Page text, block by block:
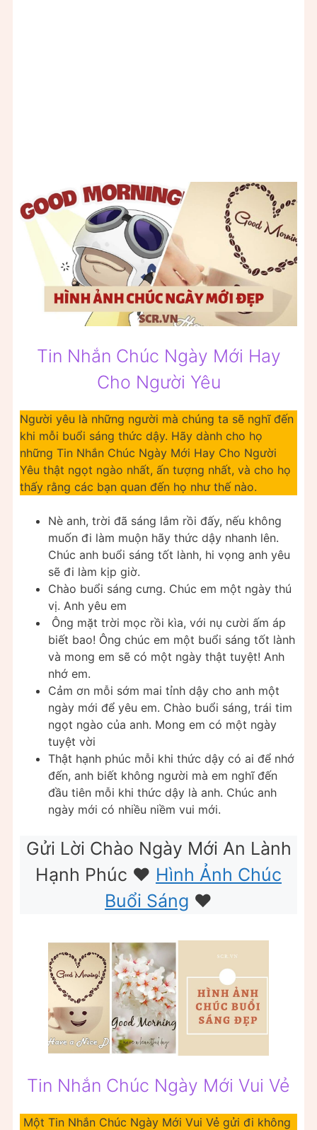
Tin Nhắn Chúc Ngày Mới Hay
Cho Người Yêu
Người yêu là những người mà chúng ta sẽ nghĩ đến
khi mỗi buổi sáng thức dậy. Hãy dành cho họ
những Tin Nhắn Chúc Ngày Mới Hay Cho Người
Yêu thật ngọt ngào nhất, ấn tượng nhất, và cho họ
thấy rằng các bạn quan đến họ như thế nào.
Nè anh, trời đã sáng lắm rồi đấy, nếu không
muốn đi làm muộn hãy thức dậy nhanh lên.
Chúc anh buổi sáng tốt lành, hi vọng anh yêu
sẽ đi làm kịp giờ.
Chào buổi sáng cưng. Chúc em một ngày thú
vị. Anh yêu em
Ông mặt trời mọc rồi kìa, với nụ cười ấm áp
biết bao! Ông chúc em một buổi sáng tốt lành
và mong em sẽ có một ngày thật tuyệt! Anh
nhớ em.
Cảm ơn mỗi sớm mai tỉnh dậy cho anh một
ngày mới để yêu em. Chào buổi sáng, trái tim
ngọt ngào của anh. Mong em có một ngày
tuyệt vời
Thật hạnh phúc mỗi khi thức dậy có ai để nhớ
đến, anh biết không người mà em nghĩ đến
đầu tiên mỗi khi thức dậy là anh. Chúc anh
ngày mới có nhiều niềm vui mới.
Gửi Lời Chào Ngày Mới An Lành
Hạnh Phúc ❤️ Hình Ảnh Chúc
Buổi Sáng ❤️
Tin Nhắn Chúc Ngày Mới Vui Vẻ
Một Tin Nhắn Chúc Ngày Mới Vui Vẻ gửi đi không